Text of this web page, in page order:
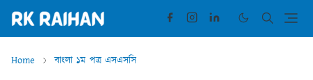
Home বাংলা ১ম পত্র এসএসসি